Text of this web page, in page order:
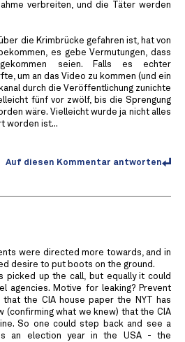
verbreiten, und die Täter werden
die Krimbrücke gefahren ist, hat von
es gebe Vermutungen, dass
seien. Falls es echter
um an das Video zu kommen (und ein
durch die Veröffentlichung zunichte
fünf vor zwölf, bis die Sprengung
wäre. Vielleicht wurde ja nicht alles
worden ist...
Auf diesen Kommentar antworten
were directed more towards, and in
desire to put boots on the ground.
picked up the call, but equally it could
agencies. Motive for leaking? Prevent
the CIA house paper the NYT has
(confirming what we knew) that the CIA
So one could step back and see a
an election year in the USA - the